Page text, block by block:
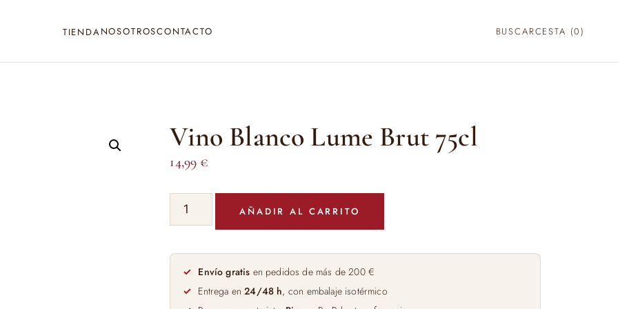
TIENDANOSOTROSCONTACTO BUSCARCESTA (0)
Vino Blanco Lume Brut 75cl
14,99 €
Vino
Blanco
Brut
75cl
cantidad
AÑADIR AL CARRITO
Envío gratis en pedidos de más de 200 €
Entrega en24/48 h, con embalaje isotérmico